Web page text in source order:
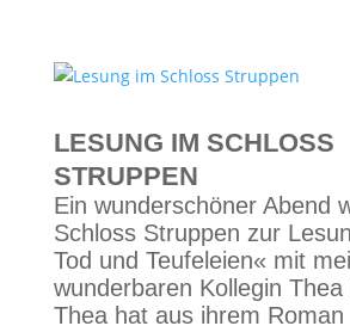
LESUNG IM SCHLOSS
STRUPPEN
Ein wunderschöner Abend
Schloss Struppen zur
Tod und Teufeleien« mit
wunderbaren Kollegin Thea
Thea hat aus ihrem Roman